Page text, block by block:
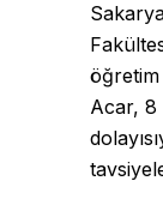
Acar, 8